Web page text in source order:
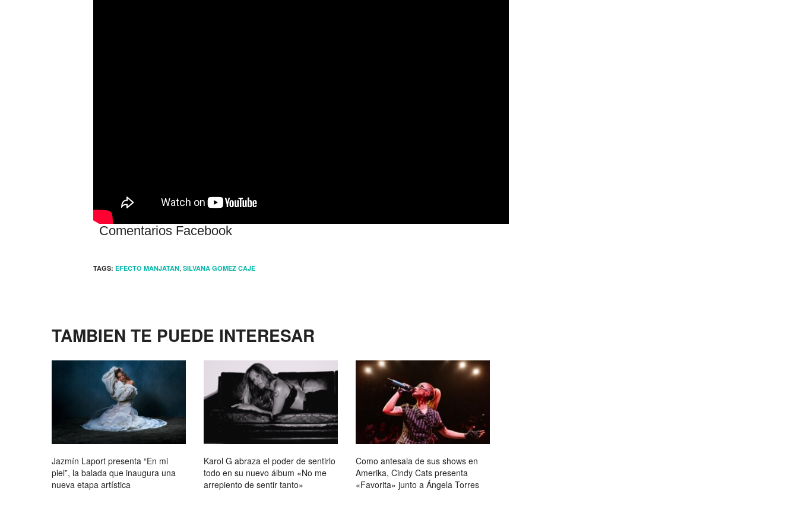
Comentarios Facebook
TAGS: EFECTO MANJATAN, SILVANA GOMEZ CAJE
TAMBIEN TE PUEDE INTERESAR
Jazmín Laport presenta “En mi
piel”, la balada que inaugura una
nueva etapa artística
Karol G abraza el poder de sentirlo
todo en su nuevo álbum «No me
arrepiento de sentir tanto»
Como antesala de sus shows en
Amerika, Cindy Cats presenta
«Favorita» junto a Ángela Torres